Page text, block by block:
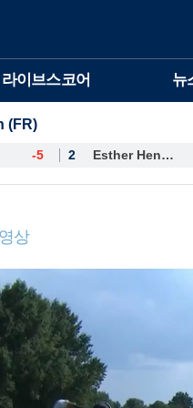
라이브스코어 뉴
(FR)
-5 2 Esther Henseleit
상